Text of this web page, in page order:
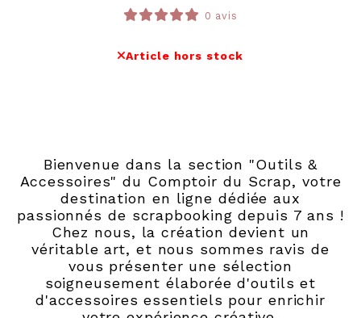
0 avis
Article hors stock
Bienvenue dans la section "Outils &
Accessoires" du Comptoir du Scrap, votre
destination en ligne dédiée aux
passionnés de scrapbooking depuis 7 ans !
Chez nous, la création devient un
véritable art, et nous sommes ravis de
vous présenter une sélection
soigneusement élaborée d'outils et
d'accessoires essentiels pour enrichir